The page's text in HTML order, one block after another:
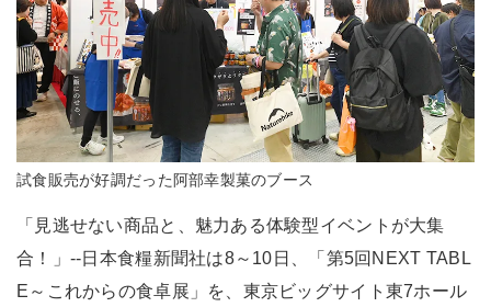
試食販売が好調だった阿部幸製菓のブース
「見逃せない商品と、魅力ある体験型イベントが大集
合！」--日本食糧新聞社は8～10日、「第5回NEXT TABL
E～これからの食卓展」を、東京ビッグサイト東7ホール